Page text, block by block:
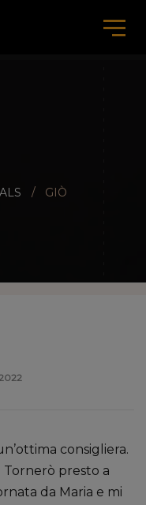
GIÒ
consigliera.
Tornerò presto a
da Maria e mi